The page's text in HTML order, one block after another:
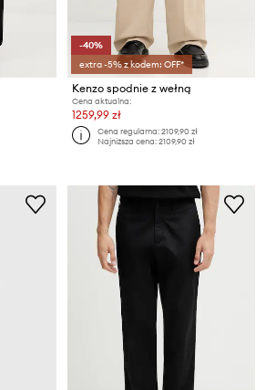
-40%
extra -5% z kodem: OFF*
Kenzo spodnie z wełną
Cena aktualna:
1259,99 zł
Cena regularna:2109,90 zł
Najniższa cena:2109,90 zł